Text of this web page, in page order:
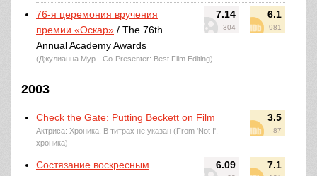
7.14
304
6.1
981
76-я церемония вручения
премии «Оскар» / The 76th
Annual Academy Awards
(Джулианна Мур - Co-Presenter: Best Film Editing)
2003
3.5
87
Check the Gate: Putting Beckett on Film
Актриса: Хроника, В титрах не указан (From 'Not I',
хроника)
6.09 7.1
Состязание воскресным